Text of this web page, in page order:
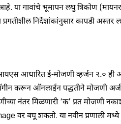
या गावांचे भूमापन लघु त्रिकोण (मायनर
निर्देशांकांनुसारकापडीअस्त्तर
आधारित ई-मोजणी व्हर्जन २.० ही
करून ऑनलाईन पद्धतीने मोजणी
मिळणारी ‘क’ प्रत मोजणी नकाशा
वर बघू शकतो. या नवीन प्रणाली